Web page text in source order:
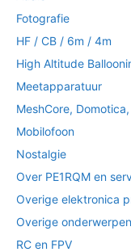
Fotografie
HF / CB / 6m / 4m
High Altitude
Meetapparatuur
MeshCore,
Mobilofoon
Nostalgie
Over PE1RQM en
Overige elektronica
Overige onderwerpen
RC en FPV